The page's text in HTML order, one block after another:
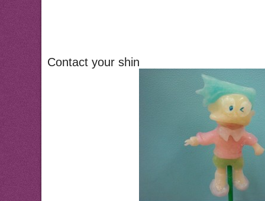
Contact your shin